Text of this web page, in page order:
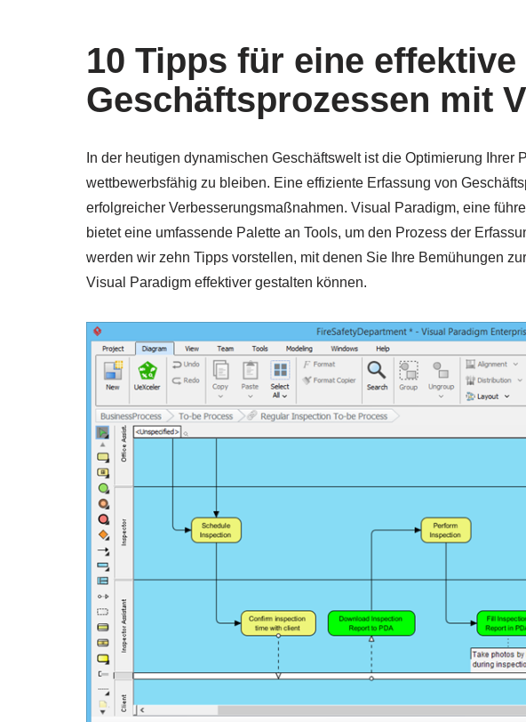
10 Tipps für eine
Geschäftsprozessen mit
In der heutigen dynamischen Geschäftswelt ist die Optimierung Ihrer
wettbewerbsfähig zu bleiben. Eine effiziente Erfassung von
erfolgreicher Verbesserungsmaßnahmen. Visual Paradigm, eine
bietet eine umfassende Palette an Tools, um den Prozess der
werden wir zehn Tipps vorstellen, mit denen Sie Ihre Bemühungen
Visual Paradigm effektiver gestalten können.